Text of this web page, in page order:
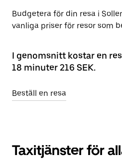
Budgetera för din resa i
vanliga priser för resor som
I genomsnitt kostar en
18 minuter 216 SEK.
Beställ en resa
Taxitjänster för